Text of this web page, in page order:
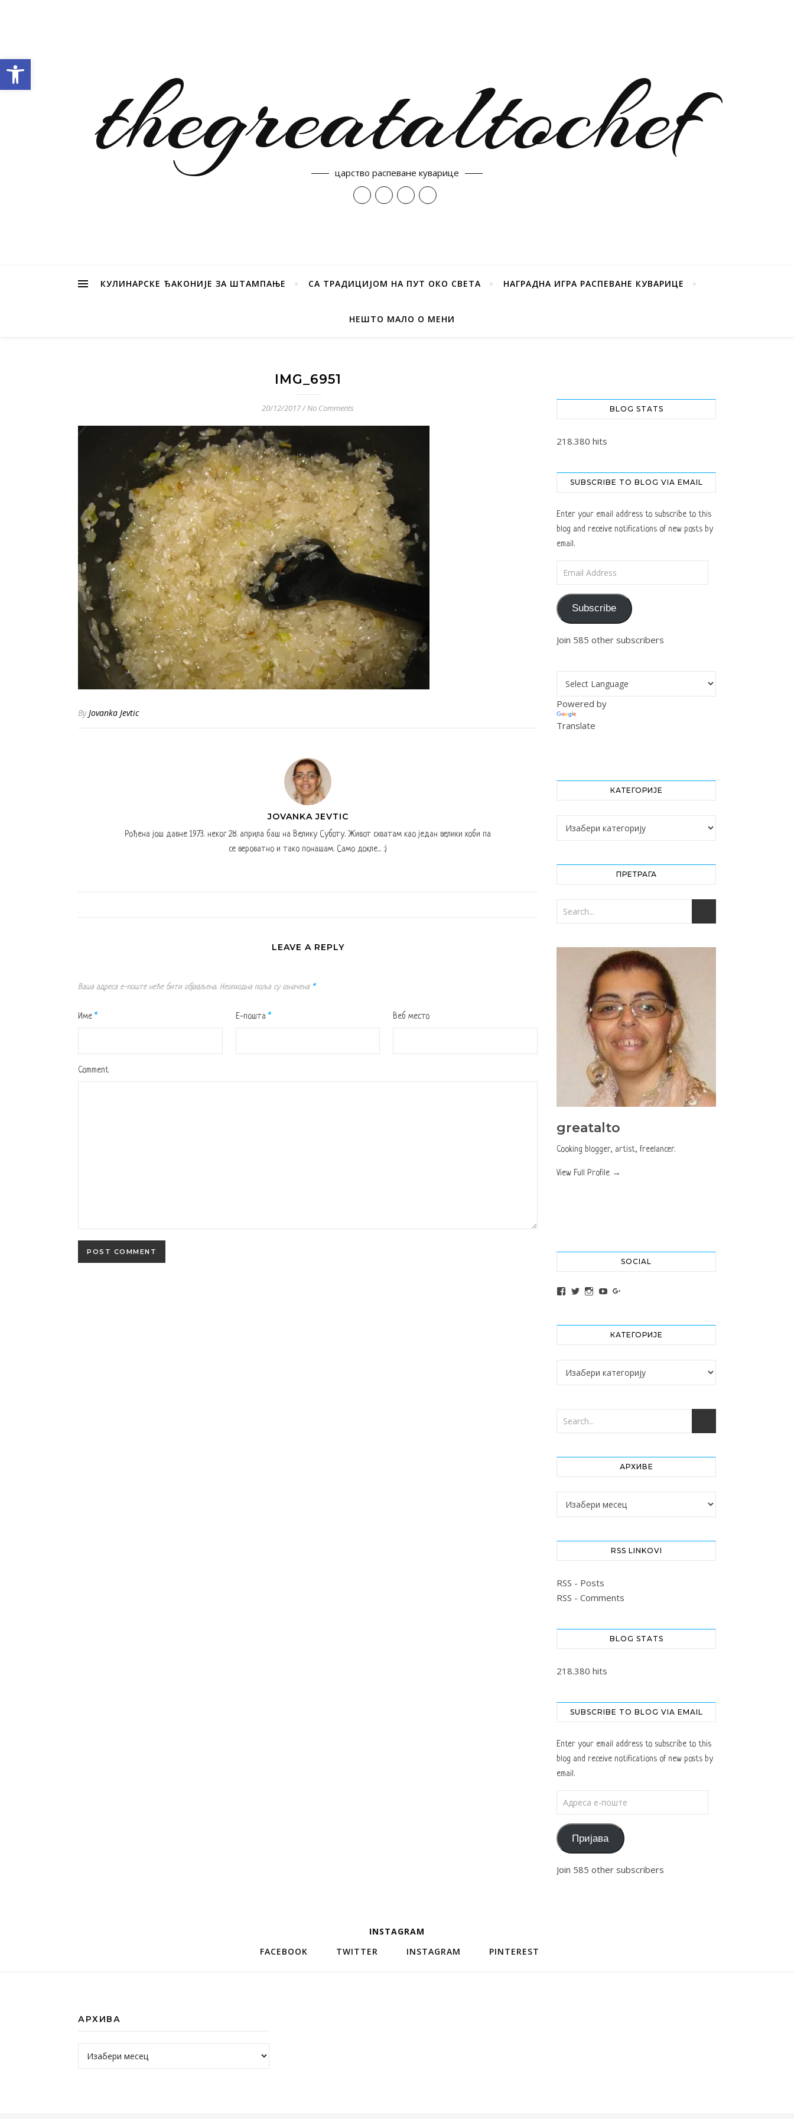
thegreataltochef
царство распеване куварице
КУЛИНАРСКЕ ЂАКОНИЈЕ ЗА ШТАМПАЊЕ СА ТРАДИЦИЈОМ НА ПУТ ОКО СВЕТА НАГРАДНА ИГРА РАСПЕВАНЕ КУВАРИЦЕ
НЕШТО МАЛО О МЕНИ
IMG_6951
20/12/2017/No Comments
ByJovanka Jevtic
JOVANKA JEVTIC
Рођена још давне 1973. неког 28. априла баш на Велику Суботу. Живот схватам као један велики хоби па
се вероватно и тако понашам. Само докле... :)
LEAVE A REPLY
Ваша адреса е-поште неће бити објављена. Неопходна поља су означена *
Име * Е-пошта * Веб место
Comment
BLOG STATS
218.380 hits
SUBSCRIBE TO BLOG VIA EMAIL
Enter your email address to subscribe to this
blog and receive notifications of new posts by
email.
Subscribe
Join 585 other subscribers
Powered by
Translate
КАТЕГОРИЈЕ
Категорије
ПРЕТРАГА
greatalto
Cooking blogger, artist, freelancer.
View Full Profile →
SOCIAL
View altochef’s profile on Facebook
View jovancica73’s profile on Twitter
View jovancica73’s profile on Instagram
View jovancica73’s profile on YouTube
КАТЕГОРИЈЕ
Категорије
АРХИВЕ
Архиве
RSS LINKOVI
RSS - Posts
RSS - Comments
BLOG STATS
218.380 hits
SUBSCRIBE TO BLOG VIA EMAIL
Enter your email address to subscribe to this
blog and receive notifications of new posts by
email.
Пријава
Join 585 other subscribers
INSTAGRAM
FACEBOOK
TWITTER INSTAGRAM PINTEREST
АРХИВА
Архива
Open toolbar